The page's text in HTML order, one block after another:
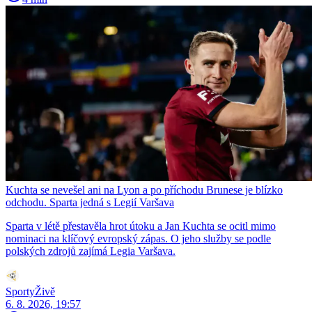
Kuchta se nevešel ani na Lyon a po příchodu Brunese je blízko
odchodu. Sparta jedná s Legií Varšava
Sparta v létě přestavěla hrot útoku a Jan Kuchta se ocitl mimo
nominaci na klíčový evropský zápas. O jeho služby se podle
polských zdrojů zajímá Legia Varšava.
SportyŽivě
6. 8. 2026, 19:57